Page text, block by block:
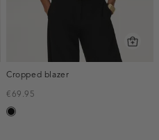
Cropped blazer
€69.95
zwart